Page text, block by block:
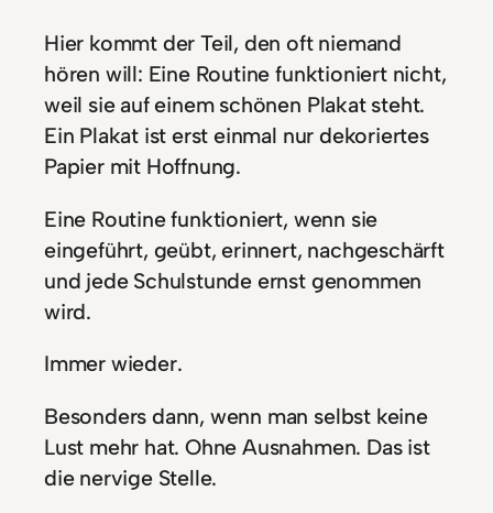
Hier kommt der Teil, den oft niemand
hören will: Eine Routine funktioniert nicht,
weil sie auf einem schönen Plakat steht.
Ein Plakat ist erst einmal nur dekoriertes
Papier mit Hoffnung.
Eine Routine funktioniert, wenn sie
eingeführt, geübt, erinnert, nachgeschärft
und jede Schulstunde ernst genommen
wird.
Immer wieder.
Besonders dann, wenn man selbst keine
Lust mehr hat. Ohne Ausnahmen. Das ist
die nervige Stelle.